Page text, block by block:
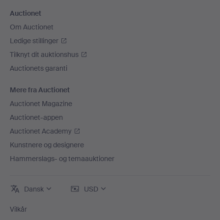
Auctionet
Om Auctionet
Ledige stillinger
Tilknyt dit auktionshus
Auctionets garanti
Mere fra Auctionet
Auctionet Magazine
Auctionet-appen
Auctionet Academy
Kunstnere og designere
Hammerslags- og temaauktioner
Dansk USD
Vilkår